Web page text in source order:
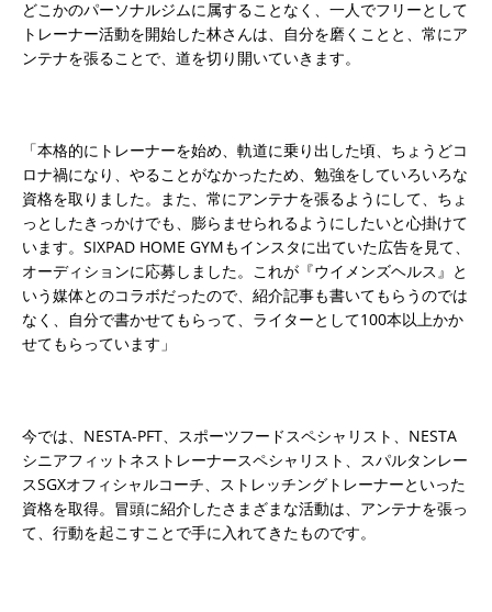
どこかのパーソナルジムに属することなく、一人でフリーとして
トレーナー活動を開始した林さんは、自分を磨くことと、常にア
ンテナを張ることで、道を切り開いていきます。
「本格的にトレーナーを始め、軌道に乗り出した頃、ちょうどコ
ロナ禍になり、やることがなかったため、勉強をしていろいろな
資格を取りました。また、常にアンテナを張るようにして、ちょ
っとしたきっかけでも、膨らませられるようにしたいと心掛けて
います。SIXPAD HOME GYMもインスタに出ていた広告を見て、
オーディションに応募しました。これが『ウイメンズヘルス』と
いう媒体とのコラボだったので、紹介記事も書いてもらうのでは
なく、自分で書かせてもらって、ライターとして100本以上かか
せてもらっています」
今では、NESTA-PFT、スポーツフードスペシャリスト、NESTA
シニアフィットネストレーナースペシャリスト、スパルタンレー
スSGXオフィシャルコーチ、ストレッチングトレーナーといった
資格を取得。冒頭に紹介したさまざまな活動は、アンテナを張っ
て、行動を起こすことで手に入れてきたものです。